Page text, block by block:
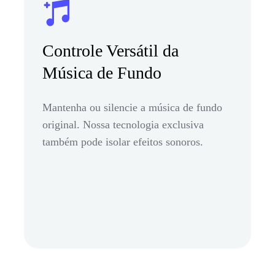
Controle Versátil da
Música de Fundo
Mantenha ou silencie a música de fundo
original. Nossa tecnologia exclusiva
também pode isolar efeitos sonoros.